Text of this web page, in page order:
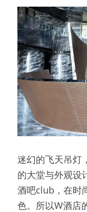
迷幻的飞天吊灯
的大堂与外观
酒吧club，在时
色。所以W酒店